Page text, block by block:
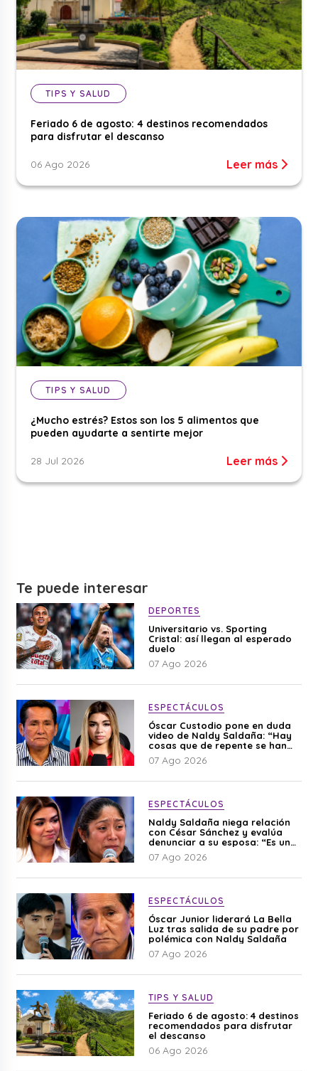
TIPS Y SALUD
Feriado 6 de agosto: 4 destinos recomendados
para disfrutar el descanso
06 Ago 2026 Leer más
TIPS Y SALUD
¿Mucho estrés? Estos son los 5 alimentos que
pueden ayudarte a sentirte mejor
28 Jul 2026 Leer más
Te puede interesar
DEPORTES
Universitario vs. Sporting
Cristal: así llegan al esperado
duelo
07 Ago 2026
ESPECTÁCULOS
Óscar Custodio pone en duda
video de Naldy Saldaña: “Hay
cosas que de repente se han
editado”
07 Ago 2026
ESPECTÁCULOS
Naldy Saldaña niega relación
con César Sánchez y evalúa
denunciar a su esposa: “Es una
difamación”
07 Ago 2026
ESPECTÁCULOS
Óscar Junior liderará La Bella
Luz tras salida de su padre por
polémica con Naldy Saldaña
07 Ago 2026
TIPS Y SALUD
Feriado 6 de agosto: 4 destinos
recomendados para disfrutar
el descanso
06 Ago 2026